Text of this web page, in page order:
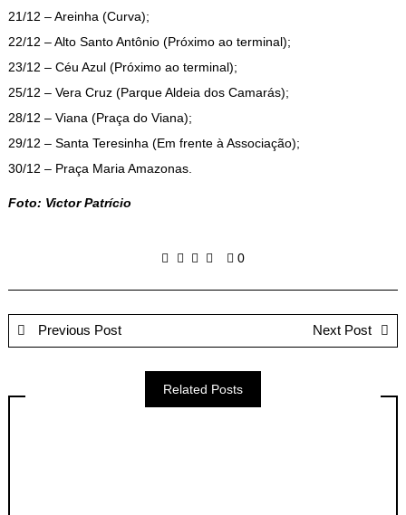
21/12 – Areinha (Curva);
22/12 – Alto Santo Antônio (Próximo ao terminal);
23/12 – Céu Azul (Próximo ao terminal);
25/12 – Vera Cruz (Parque Aldeia dos Camarás);
28/12 – Viana (Praça do Viana);
29/12 – Santa Teresinha (Em frente à Associação);
30/12 – Praça Maria Amazonas.
Foto: Victor Patrício
0
Previous Post Next Post
Related Posts